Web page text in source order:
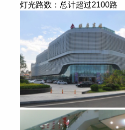
灯光路数：总计超过2100路